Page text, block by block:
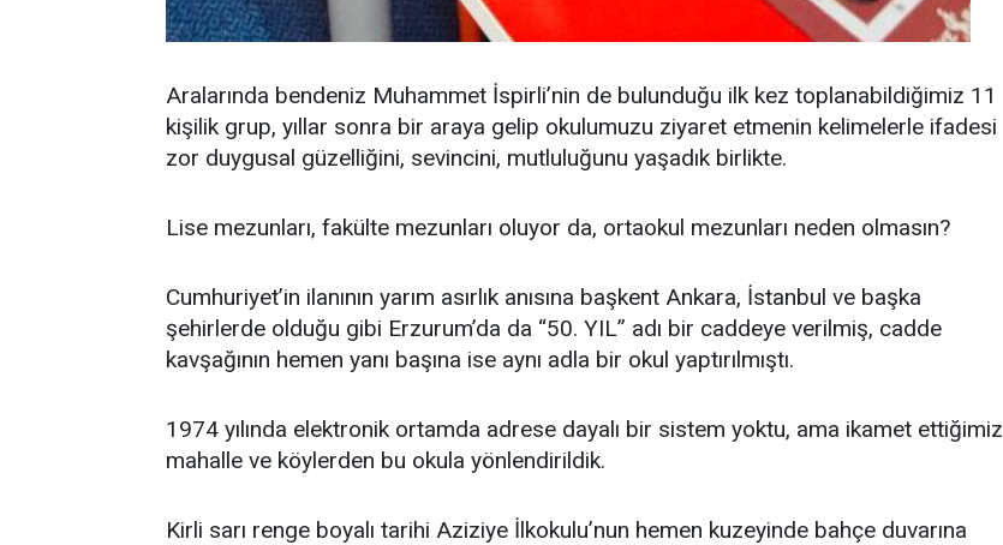
Aralarında bendeniz Muhammet İspirli’nin de bulunduğu ilk kez toplanabildiğimiz 11
kişilik grup, yıllar sonra bir araya gelip okulumuzu ziyaret etmenin kelimelerle ifadesi
zor duygusal güzelliğini, sevincini, mutluluğunu yaşadık birlikte.
Lise mezunları, fakülte mezunları oluyor da, ortaokul mezunları neden olmasın?
Cumhuriyet’in ilanının yarım asırlık anısına başkent Ankara, İstanbul ve başka
şehirlerde olduğu gibi Erzurum’da da “50. YIL” adı bir caddeye verilmiş, cadde
kavşağının hemen yanı başına ise aynı adla bir okul yaptırılmıştı.
1974 yılında elektronik ortamda adrese dayalı bir sistem yoktu, ama ikamet ettiğimiz
mahalle ve köylerden bu okula yönlendirildik.
Kirli sarı renge boyalı tarihi Aziziye İlkokulu’nun hemen kuzeyinde bahçe duvarına